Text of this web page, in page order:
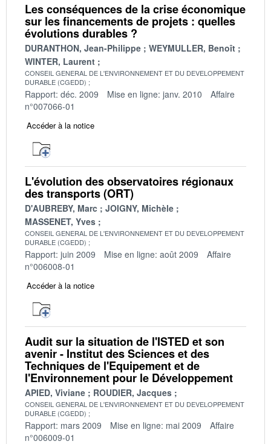
Les conséquences de la crise économique
sur les financements de projets : quelles
évolutions durables ?
DURANTHON, Jean-Philippe
WEYMULLER, Benoît
WINTER, Laurent
CONSEIL GENERAL DE L'ENVIRONNEMENT ET DU DEVELOPPEMENT
DURABLE (CGEDD)
Rapport: déc. 2009 Mise en ligne: janv. 2010
Affaire
n°007066-01
Accéder à la notice
L'évolution des observatoires régionaux
des transports (ORT)
D'AUBREBY, Marc
JOIGNY, Michèle
MASSENET, Yves
CONSEIL GENERAL DE L'ENVIRONNEMENT ET DU DEVELOPPEMENT
DURABLE (CGEDD)
Rapport: juin 2009 Mise en ligne: août 2009
Affaire
n°006008-01
Accéder à la notice
Audit sur la situation de l'ISTED et son
avenir - Institut des Sciences et des
Techniques de l'Equipement et de
l'Environnement pour le Développement
APIED, Viviane ROUDIER, Jacques
CONSEIL GENERAL DE L'ENVIRONNEMENT ET DU DEVELOPPEMENT
DURABLE (CGEDD)
Rapport: mars 2009 Mise en ligne: mai 2009
Affaire
n°006009-01